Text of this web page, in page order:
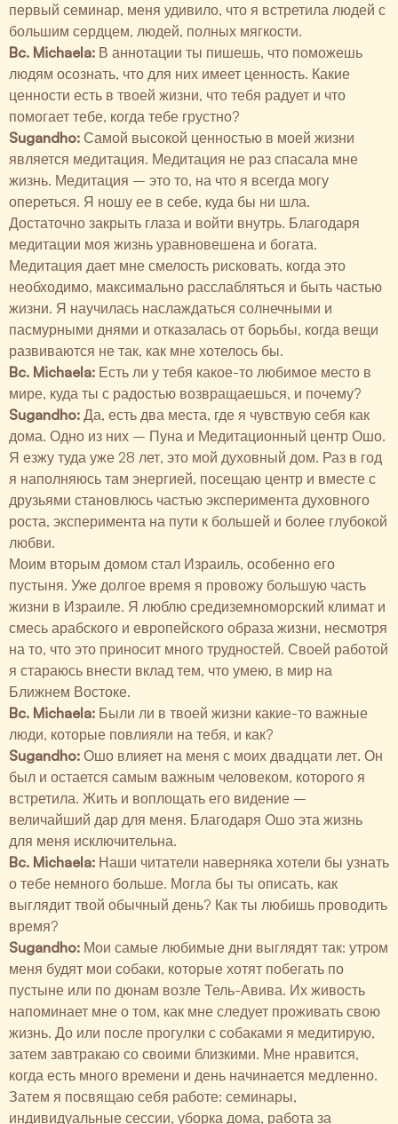
первый семинар, меня удивило, что я встретила людей с
большим сердцем, людей, полных мягкости.
Bc. Michaela: В аннотации ты пишешь, что поможешь
людям осознать, что для них имеет ценность. Какие
ценности есть в твоей жизни, что тебя радует и что
помогает тебе, когда тебе грустно?
Sugandho: Самой высокой ценностью в моей жизни
является медитация. Медитация не раз спасала мне
жизнь. Медитация – это то, на что я всегда могу
опереться. Я ношу ее в себе, куда бы ни шла.
Достаточно закрыть глаза и войти внутрь. Благодаря
медитации моя жизнь уравновешена и богата.
Медитация дает мне смелость рисковать, когда это
необходимо, максимально расслабляться и быть частью
жизни. Я научилась наслаждаться солнечными и
пасмурными днями и отказалась от борьбы, когда вещи
развиваются не так, как мне хотелось бы.
Bc. Michaela: Есть ли у тебя какое-то любимое место в
мире, куда ты с радостью возвращаешься, и почему?
Sugandho: Да, есть два места, где я чувствую себя как
дома. Одно из них – Пуна и Медитационный центр Ошо.
Я езжу туда уже 28 лет, это мой духовный дом. Раз в год
я наполняюсь там энергией, посещаю центр и вместе с
друзьями становлюсь частью эксперимента духовного
роста, эксперимента на пути к большей и более глубокой
любви.
Моим вторым домом стал Израиль, особенно его
пустыня. Уже долгое время я провожу большую часть
жизни в Израиле. Я люблю средиземноморский климат и
смесь арабского и европейского образа жизни, несмотря
на то, что это приносит много трудностей. Своей работой
я стараюсь внести вклад тем, что умею, в мир на
Ближнем Востоке.
Bc. Michaela: Были ли в твоей жизни какие-то важные
люди, которые повлияли на тебя, и как?
Sugandho: Ошо влияет на меня с моих двадцати лет. Он
был и остается самым важным человеком, которого я
встретила. Жить и воплощать его видение –
величайший дар для меня. Благодаря Ошо эта жизнь
для меня исключительна.
Bc. Michaela: Наши читатели наверняка хотели бы узнать
о тебе немного больше. Могла бы ты описать, как
выглядит твой обычный день? Как ты любишь проводить
время?
Sugandho: Мои самые любимые дни выглядят так: утром
меня будят мои собаки, которые хотят побегать по
пустыне или по дюнам возле Тель-Авива. Их живость
напоминает мне о том, как мне следует проживать свою
жизнь. До или после прогулки с собаками я медитирую,
затем завтракаю со своими близкими. Мне нравится,
когда есть много времени и день начинается медленно.
Затем я посвящаю себя работе: семинары,
индивидуальные сессии, уборка дома, работа за